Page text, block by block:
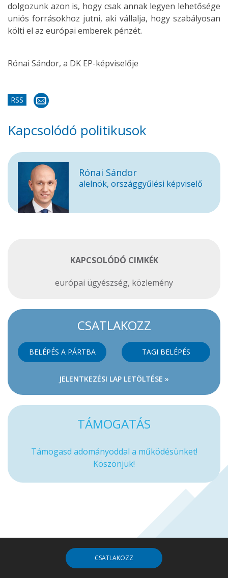
dolgozunk azon is, hogy csak annak legyen lehetősége
uniós forrásokhoz jutni, aki vállalja, hogy szabályosan
költi el az európai emberek pénzét.
Rónai Sándor, a DK EP-képviselője
RSS
Kapcsolódó politikusok
Rónai Sándor
alelnök, országgyűlési képviselő
KAPCSOLÓDÓ CIMKÉK
európai ügyészség, közlemény
CSATLAKOZZ
BELÉPÉS A PÁRTBA TAGI BELÉPÉS
JELENTKEZÉSI LAP LETÖLTÉSE »
TÁMOGATÁS
Támogasd adományoddal a működésünket!
Köszönjük!
CSATLAKOZZ